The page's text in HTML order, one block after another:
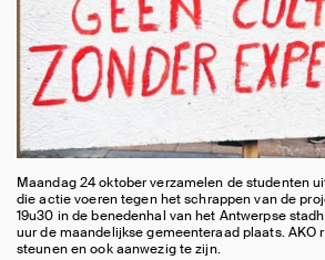
Maandag 24 oktober verzamelen de studenten
die actie voeren tegen het schrappen van de
19u30 in de benedenhal van het Antwerpse
uur de maandelijkse gemeenteraad plaats. AKO
steunen en ook aanwezig te zijn.